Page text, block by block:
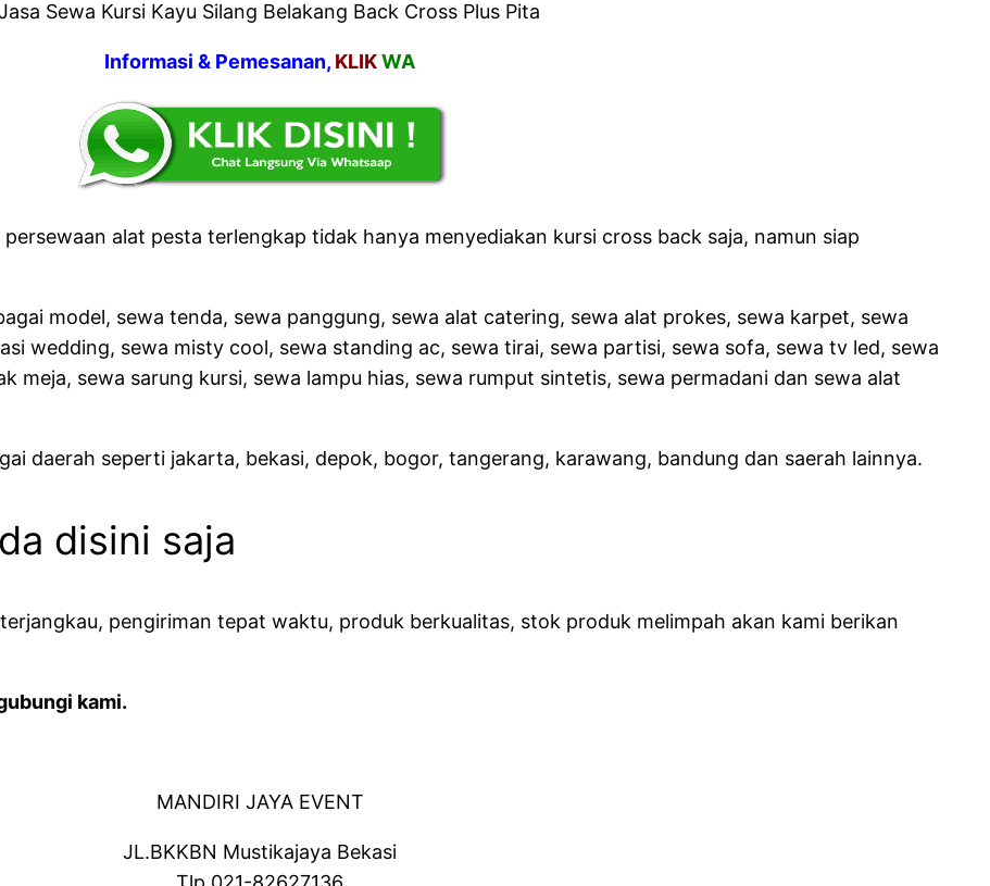
Informasi & Pemesanan, KLIKWA
alat pesta terlengkap tidak hanya menyediakan kursi cross back saja, namun siap
model, sewa tenda, sewa panggung, sewa alat catering, sewa alat prokes, sewa karpet, sewa
wedding, sewa misty cool, sewa standing ac, sewa tirai, sewa partisi, sewa sofa, sewa tv led, sewa
meja, sewa sarung kursi, sewa lampu hias, sewa rumput sintetis, sewa permadani dan sewa alat
daerah seperti jakarta, bekasi, depok, bogor, tangerang, karawang, bandung dan saerah lainnya.
disini saja
pengiriman tepat waktu, produk berkualitas, stok produk melimpah akan kami berikan
kami.
MANDIRI JAYA EVENT
JL.BKKBN Mustikajaya Bekasi